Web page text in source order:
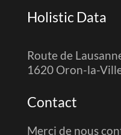
Holistic Data
Route de
1620 Oron-la-
Contact
Merci de nous